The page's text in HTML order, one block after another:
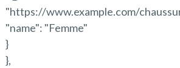
"https://www.example.com/
"name": "Femme"
}
},